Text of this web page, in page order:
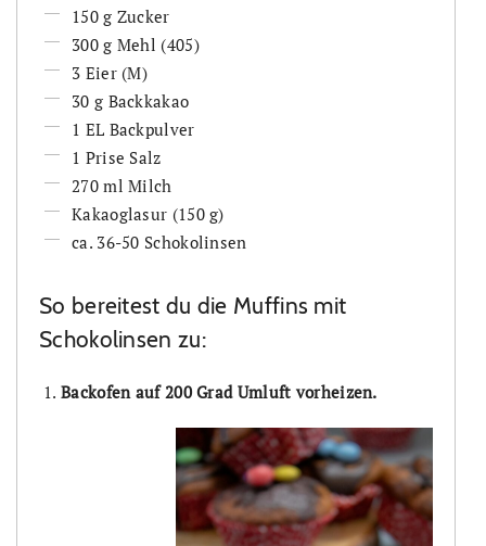
150 g Zucker
300 g Mehl (405)
3 Eier (M)
30 g Backkakao
1 EL Backpulver
1 Prise Salz
270 ml Milch
Kakaoglasur (150 g)
ca. 36-50 Schokolinsen
So bereitest du die Muffins mit
Schokolinsen zu:
Backofen auf 200 Grad Umluft vorheizen.